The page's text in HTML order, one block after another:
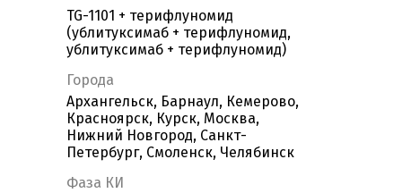
TG-1101 + терифлуномид
(ублитуксимаб + терифлуномид,
ублитуксимаб + терифлуномид)
Города
Архангельск, Барнаул, Кемерово,
Красноярск, Курск, Москва,
Нижний Новгород, Санкт-
Петербург, Смоленск, Челябинск
Фаза КИ